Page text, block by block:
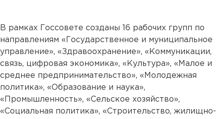
В рамках Госсовете созданы 16 рабочих групп по
направлениям «Государственное и муниципальное
управление», «Здравоохранение», «Коммуникации,
связь, цифровая экономика», «Культура», «Малое и
среднее предпринимательство», «Молодежная
политика», «Образование и наука»,
«Промышленность», «Сельское хозяйство»,
«Социальная политика», «Строительство, жилищно-